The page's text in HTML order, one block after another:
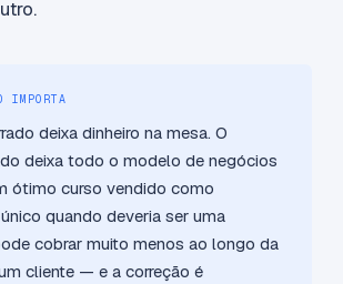
IMPORTA
deixa dinheiro na mesa. O
deixa todo o modelo de negócios
ótimo curso vendido como
quando deveria ser uma
cobrar muito menos ao longo da
cliente — e a correção é